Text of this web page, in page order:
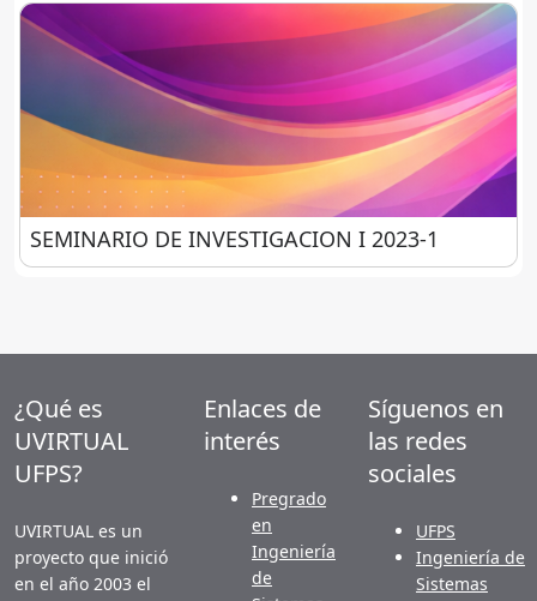
SEMINARIO DE INVESTIGACION I 2023-1
SEMINARIO DE INVESTIGACION I 2023-1
¿Qué es
UVIRTUAL
UFPS?
UVIRTUAL es un
proyecto que inició
en el año 2003 el
Enlaces de
interés
Pregrado
en
Ingeniería
de
Síguenos en
las redes
sociales
UFPS
Ingeniería de
Sistemas